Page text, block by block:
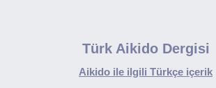
Türk Aikido Dergisi
Aikido ile ilgili Türkçe içerik